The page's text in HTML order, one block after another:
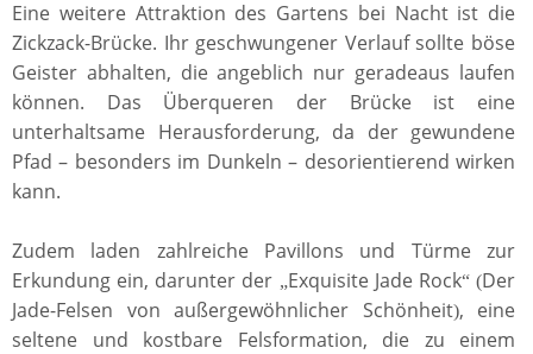
Eine weitere Attraktion des Gartens bei Nacht ist die
Zickzack-Brücke. Ihr geschwungener Verlauf sollte böse
Geister abhalten, die angeblich nur geradeaus laufen
können. Das Überqueren der Brücke ist eine
unterhaltsame Herausforderung, da der gewundene
Pfad – besonders im Dunkeln – desorientierend wirken
kann.
Zudem laden zahlreiche Pavillons und Türme zur
Erkundung ein, darunter der „Exquisite Jade Rock“ (Der
Jade-Felsen von außergewöhnlicher Schönheit), eine
seltene und kostbare Felsformation, die zu einem